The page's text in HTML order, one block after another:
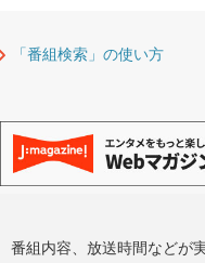
「番組検索」の使い方
番組内容、放送時間などが